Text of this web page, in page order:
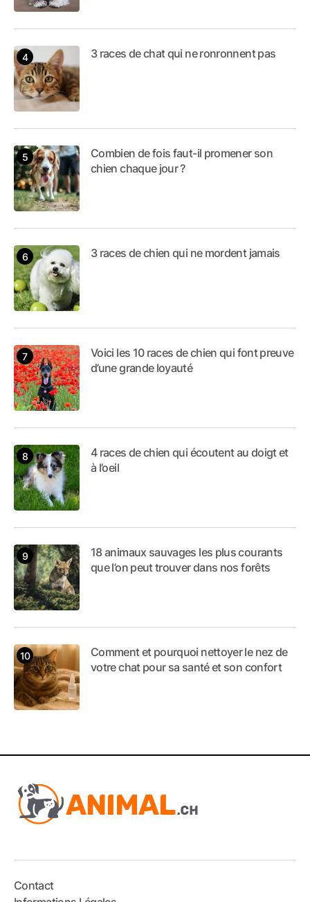
3 races de chat qui ne ronronnent pas
Combien de fois faut-il promener son
chien chaque jour ?
3 races de chien qui ne mordent jamais
Voici les 10 races de chien qui font preuve
d’une grande loyauté
4 races de chien qui écoutent au doigt et
à l’oeil
18 animaux sauvages les plus courants
que l’on peut trouver dans nos forêts
Comment et pourquoi nettoyer le nez de
votre chat pour sa santé et son confort
Contact